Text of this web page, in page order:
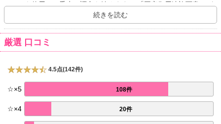
センスを使用し、香水の調合を始めます。 「王室御用達許可書」が
初めてフローリスに授与されたのは、1820年のことで、 「王室御用
達の理髪店および香水商」の称号をジョージ4世から授与されまし
た。 その後、歴代の国王や女王からも愛用され、授与された「許可
書」は17人にのぼり、 今日ではエリザベス女王2世陛下およびチャ
続きを読む
厳選 口コミ
4.5点(142件)
☆×5 108件
☆×4 20件